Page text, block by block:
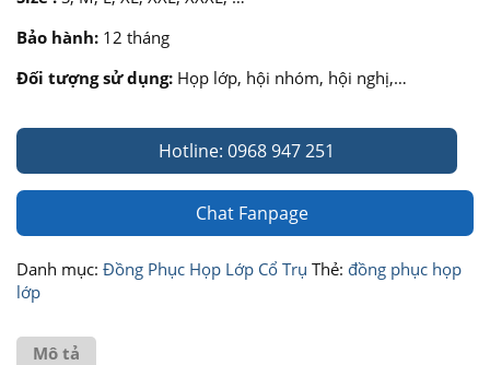
Bảo hành: 12 tháng
Đối tượng sử dụng: Họp lớp, hội nhóm, hội nghị,…
Hotline: 0968 947 251
Chat Fanpage
Danh mục: Đồng Phục Họp Lớp Cổ Trụ Thẻ: đồng phục họp
lớp
Mô tả